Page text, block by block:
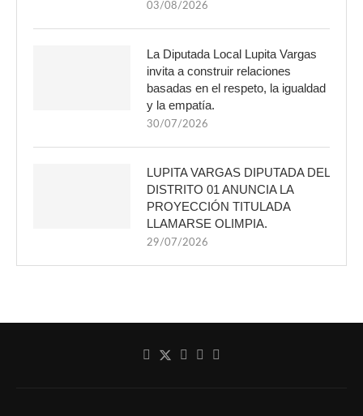
03/08/2026
La Diputada Local Lupita Vargas
invita a construir relaciones
basadas en el respeto, la igualdad
y la empatía.
30/07/2026
LUPITA VARGAS DIPUTADA DEL
DISTRITO 01 ANUNCIA LA
PROYECCIÓN TITULADA
LLAMARSE OLIMPIA.
29/07/2026